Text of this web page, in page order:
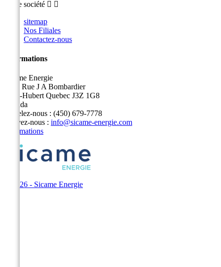
Notre société  
sitemap
Nos Filiales
Contactez-nous
Informations
Sicame Energie
5400 Rue J A Bombardier
Saint-Hubert Quebec J3Z 1G8
Canada
Appelez-nous : (450) 679-7778
Écrivez-nous : info@sicame-energie.com
Informations
© 2026 - Sicame Energie